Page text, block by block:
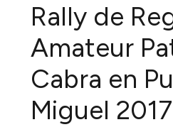
Rally de
Amateur
Cabra en
Miguel